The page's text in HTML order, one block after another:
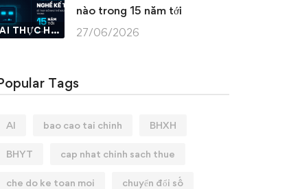
AI THỰC HÀNH
nào trong 15 năm tới
27/06/2026
Tags
AI bao cao tai chinh BHXH
BHYT cap nhat chinh sach thue
che do ke toan moi chuyển đổi số